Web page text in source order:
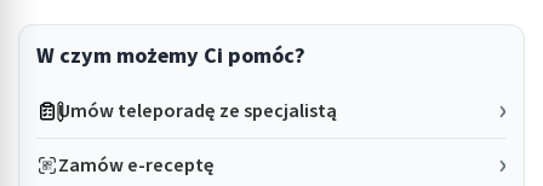
W czym możemy Ci pomóc?
Umów teleporadę ze specjalistą
Zamów e-receptę